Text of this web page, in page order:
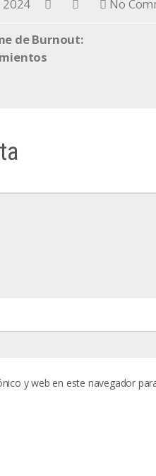
2024 No
de Burnout:
y web en este navegador